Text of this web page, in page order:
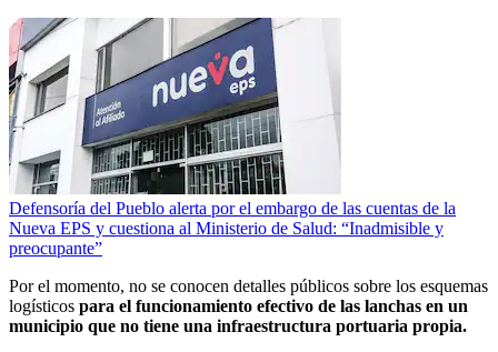
Defensoría del Pueblo alerta por el embargo de las cuentas de la
Nueva EPS y cuestiona al Ministerio de Salud: “Inadmisible y
preocupante”
Por el momento, no se conocen detalles públicos sobre los esquemas
logísticos para el funcionamiento efectivo de las lanchas en un
municipio que no tiene una infraestructura portuaria propia.